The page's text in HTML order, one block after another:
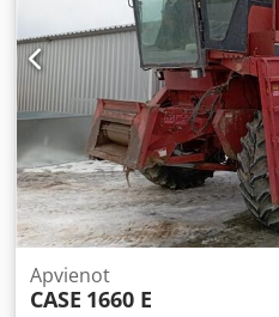
Apvienot
CASE 1660 E